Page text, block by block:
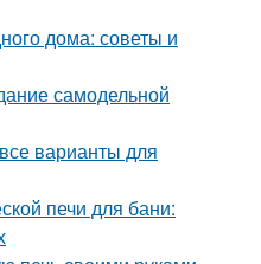
дома: советы и
самодельной
варианты для
печи для бани: